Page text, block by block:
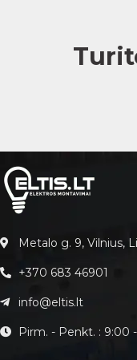
Metalo g. 9, Vilnius,
+370 683 46901
info@eltis.lt
Pirm. - Penkt. : 9:00